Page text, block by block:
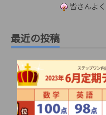
皆さんよ
最近の投稿